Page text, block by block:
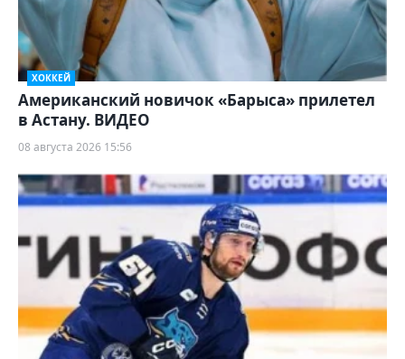
ХОККЕЙ
Американский новичок «Барыса» прилетел
в Астану. ВИДЕО
08 августа 2026 15:56